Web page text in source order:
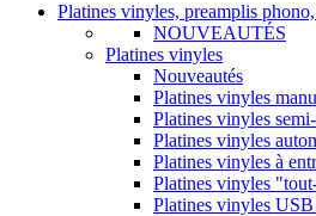
Platines vinyles, preamplis
NOUVEAUTÉS
Platines vinyles
Nouveautés
Platines vinyles
Platines vinyles
Platines vinyles
Platines vinyles à
Platines vinyles
Platines vinyles